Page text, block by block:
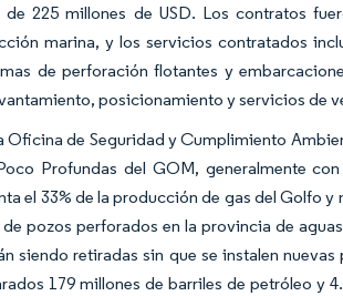
de 225 millones de USD. Los contratos
marina, y los servicios contratados
de perforación flotantes y
posicionamiento y servicios de
Oficina de Seguridad y Cumplimiento
Profundas del GOM, generalmente
el 33% de la producción de gas del Golfo
pozos perforados en la provincia de
siendo retiradas sin que se instalen
179 millones de barriles de petróleo y